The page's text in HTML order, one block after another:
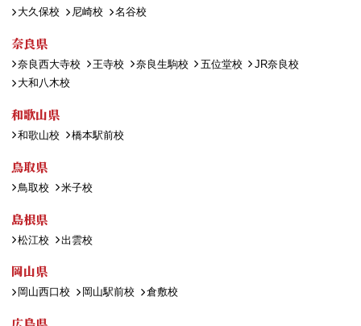
大久保校
尼崎校 名谷校
奈良県
奈良西大寺校 王寺校 奈良生駒校 五位堂校
JR奈良校
大和八木校
和歌山県
和歌山校 橋本駅前校
鳥取県
鳥取校 米子校
島根県
松江校 出雲校
岡山県
岡山西口校 岡山駅前校 倉敷校